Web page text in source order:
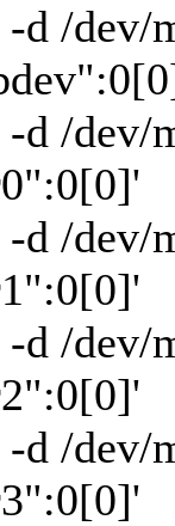
-d /
-d /
-d /
-d /
-d /